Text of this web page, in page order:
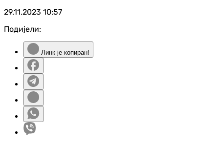
29.11.2023 10:57
Подијели:
Линк је копиран!